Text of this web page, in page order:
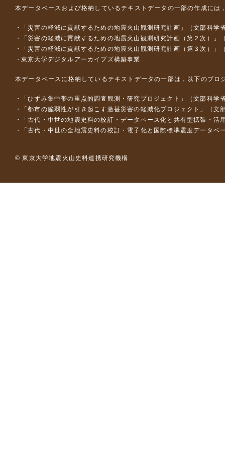
本データベースおよび格納しているテキストデータの一部の作成には
「災害の軽減に貢献するための地震火山観測研究計画」（文部科学
「災害の軽減に貢献するための地震火山観測研究計画（第２次）」
「災害の軽減に貢献するための地震火山観測研究計画（第３次）」
東京大学デジタルアーカイブズ構築事業
本データベースに格納しているテキストデータの一部は，以下のプロ
「ひずみ集中帯の重点的調査観測・研究プロジェクト」（文部科
「都市の脆弱性が引き起こす激甚災害の軽減化プロジェクト」（
「古代・中世の地震史料の校訂・データベース化と共有型拡張・
「古代・中世の全地震史料の校訂・電子化と国際標準震度データ
© 東京大学地震火山史料連携研究機構